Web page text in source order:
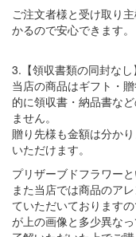
ご注文者様と受け取り
かるので安心できます。
3.【領収書類の同封なし
当店の商品はギフト・
的に領収書・納品書な
ません。
贈り先様も金額は分か
いただけます。
プリザーブドフラワー
また当店では商品のア
ていただいております
が上の画像と多少異な